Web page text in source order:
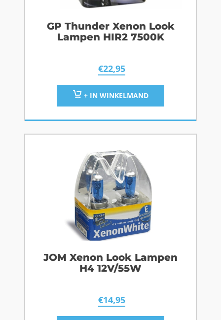
GP Thunder Xenon Look
Lampen HIR2 7500K
€22,95
+ IN WINKELMAND
JOM Xenon Look Lampen
H4 12V/55W
€14,95